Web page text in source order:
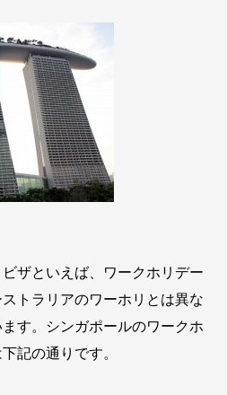
ザといえば、ワークホリデー
トラリアのワーホリとは異な
す。シンガポールのワークホ
記の通りです。